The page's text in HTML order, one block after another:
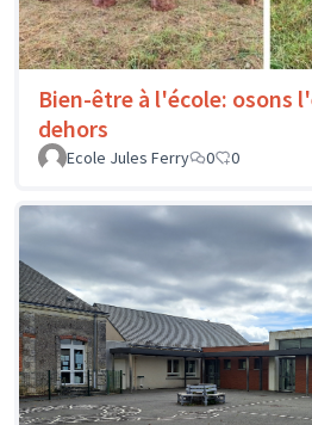
Bien-être à l'école: osons
dehors
Ecole Jules Ferry
0 0